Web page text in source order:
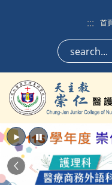
:::
首
Previous
播放 暫停